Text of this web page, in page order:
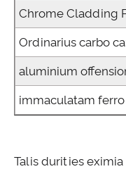
Chrome Cladding
Ordinarius carbo
aluminium
immaculatam ferro
Talis durities